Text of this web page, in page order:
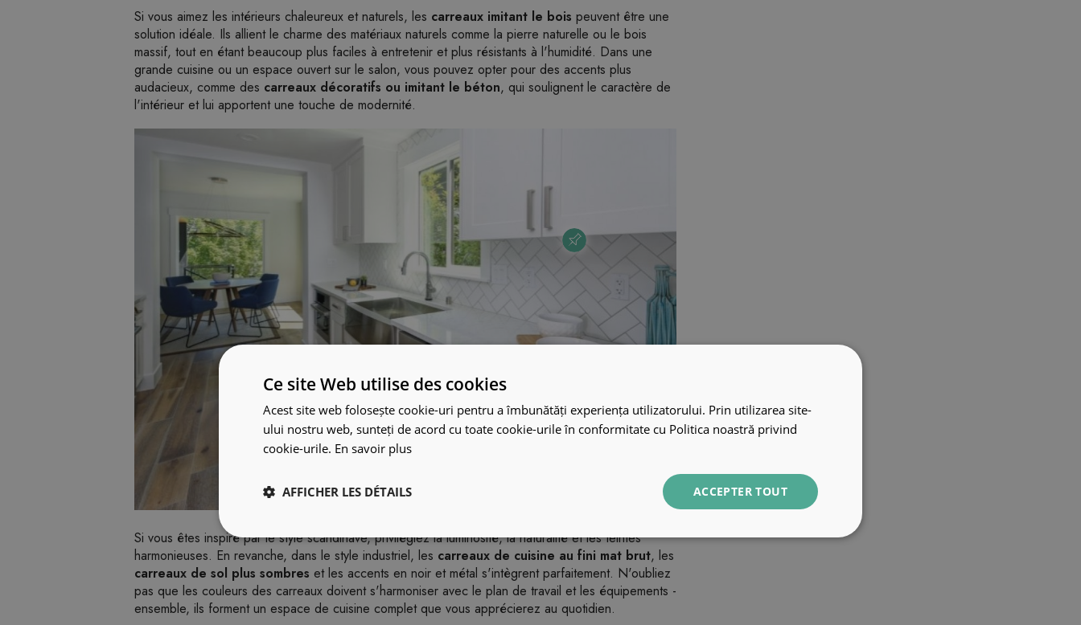
Si vous aimez les intérieurs chaleureux et naturels, les carreaux imitant le bois peuvent être une
solution idéale. Ils allient le charme des matériaux naturels comme la pierre naturelle ou le bois
massif, tout en étant beaucoup plus faciles à entretenir et plus résistants à l'humidité. Dans une
grande cuisine ou un espace ouvert sur le salon, vous pouvez opter pour des accents plus
audacieux, comme des carreaux décoratifs ou imitant le béton, qui soulignent le caractère de
l'intérieur et lui apportent une touche de modernité.
Si vous êtes inspiré par le style scandinave, privilégiez la luminosité, la naturalité et les teintes
harmonieuses. En revanche, dans le style industriel, les carreaux de cuisine au fini mat brut, les
carreaux de sol plus sombres et les accents en noir et métal s'intègrent parfaitement. N'oubliez
pas que les couleurs des carreaux doivent s'harmoniser avec le plan de travail et les équipements -
ensemble, ils forment un espace de cuisine complet que vous apprécierez au quotidien.
Ce site Web utilise des cookies
Acest site web folosește cookie-uri pentru a îmbunătăți experiența utilizatorului. Prin utilizarea site-
ului nostru web, sunteți de acord cu toate cookie-urile în conformitate cu Politica noastră privind
cookie-urile. En savoir plus
ACCEPTER TOUT
AFFICHER LES DÉTAILS